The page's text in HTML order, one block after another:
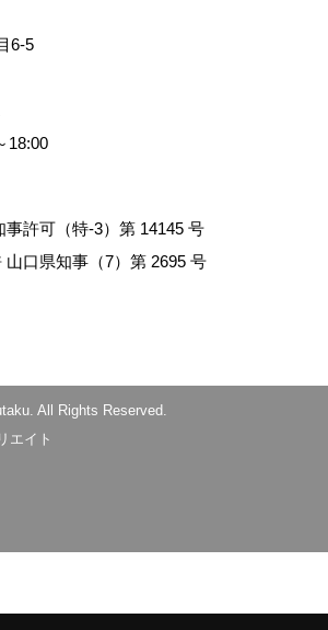
6-5
18:00
許可（特-3）第 14145 号
山口県知事（7）第 2695 号
All Rights Reserved.
エイト